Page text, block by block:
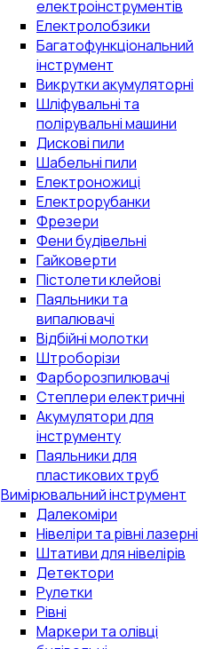
електроінструментів
Електролобзики
Багатофункціональний
інструмент
Викрутки акумуляторні
Шліфувальні та
полірувальні машини
Дискові пили
Шабельні пили
Електроножиці
Електрорубанки
Фрезери
Фени будівельні
Гайковерти
Пістолети клейові
Паяльники та
випалювачі
Відбійні молотки
Штроборізи
Фарборозпилювачі
Степлери електричні
Акумулятори для
інструменту
Паяльники для
пластикових труб
Вимірювальний інструмент
Далекоміри
Нівеліри та рівні лазерні
Штативи для нівелірів
Детектори
Рулетки
Рівні
Маркери та олівці